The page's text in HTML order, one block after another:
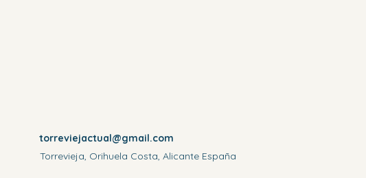
torreviejactual@gmail.com
Torrevieja, Orihuela Costa, Alicante España